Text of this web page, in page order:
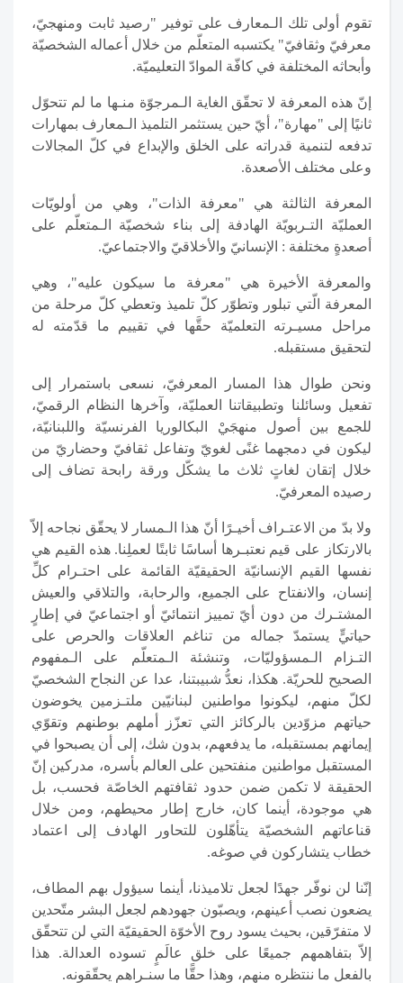
تقوم أولى تلك الـمعارف على توفير "رصيد ثابت ومنهجيّ،
معرفيّ وثقافيّ" يكتسبه المتعلّم من خلال أعماله الشخصيّة
وأبحاثه المختلفة في كافّة الموادّ التعليميّة.
إنّ هذه المعرفة لا تحقّق الغاية الـمرجوّة منـها ما لم تتحوّل
ثانيًا إلى "مهارة"، أيّ حين يستثمر التلميذ الـمعارف بمهارات
تدفعه لتنمية قدراته على الخلق والإبداع في كلّ المجالات
وعلى مختلف الأصعدة.
المعرفة الثالثة هي "معرفة الذات"، وهي من أولويّات
العمليّة التـربويّة الهادفة إلى بناء شخصيّة الـمتعلّم على
أصعدةٍ مختلفة : الإنسانيّ والأخلاقيّ والاجتماعيّ.
والمعرفة الأخيرة هي "معرفة ما سيكون عليه"، وهي
المعرفة الّتي تبلور وتطوّر كلّ تلميذ وتعطي كلّ مرحلة من
مراحل مسيـرته التعلميّة حقَّها في تقييم ما قدّمته له
لتحقيق مستقبله.
ونحن طوال هذا المسار المعرفيّ، نسعى باستمرار إلى
تفعيل وسائلنا وتطبيقاتنا العمليّة، وآخرها النظام الرقميّ،
للجمع بين أصول منهجَيْ البكالوريا الفرنسيّة واللبنانيّة،
ليكون في دمجهما غنًى لغويّ وتفاعل ثقافيّ وحضاريّ من
خلال إتقان لغاتٍ ثلاث ما يشكّل ورقة رابحة تضاف إلى
رصيده المعرفيّ.
ولا بدّ من الاعتـراف أخيـرًا أنّ هذا الـمسار لا يحقّق نجاحه إلاّ
بالارتكاز على قيم نعتبـرها أساسًا ثابتًا لعملِنا. هذه القيم هي
نفسها القيم الإنسانيّة الحقيقيّة القائمة على احتـرام كلِّ
إنسان، والانفتاح على الجميع، والرحابة، والتلاقي والعيش
المشتـرك من دون أيّ تمييز انتمائيّ أو اجتماعيّ في إطارٍ
حياتيٍّ يستمدّ جماله من تناغم العلاقات والحرص على
التـزام الـمسؤوليّات، وتنشئة الـمتعلّم على الـمفهوم
الصحيح للحريّة. هكذا، نعدُّ شبيبتنا، عدا عن النجاح الشخصيّ
لكلّ منهم، ليكونوا مواطنين لبنانيّين ملتـزمين يخوضون
حياتهم مزوّدين بالركائز التي تعزّز أملهم بوطنهم وتقوّي
إيمانهم بمستقبله، ما يدفعهم، بدون شك، إلى أن يصبحوا في
المستقبل مواطنين منفتحين على العالم بأسره، مدركين إنّ
الحقيقة لا تكمن ضمن حدود ثقافتهم الخاصّة فحسب، بل
هي موجودة، أينما كان، خارج إطار محيطهم، ومن خلال
قناعاتهم الشخصيّة يتأهّلون للتحاور الهادف إلى اعتماد
خطاب يتشاركون في صوغه.
إنّنا لن نوفّر جهدًا لجعل تلاميذنا، أينما سيؤول بهم المطاف،
يضعون نصب أعينهم، ويصبّون جهودهم لجعل البشر متّحدين
لا متفرّقين، بحيث يسود روح الأخوّة الحقيقيّة التي لن تتحقّق
إلاّ بتفاهمهم جميعًا على خلق عالَمٍ تسوده العدالة. هذا
بالفعل ما ننتظره منهم، وهذا حقًّا ما سنـراهم يحقّقونه.